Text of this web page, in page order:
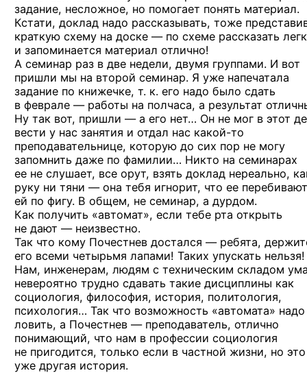
задание, несложное, но помогает понять материал.
Кстати, доклад надо рассказывать, тоже
краткую схему на доске — по схеме рассказать
и запоминается материал отлично!
А семинар раз в две недели, двумя группами. И вот
пришли мы на второй семинар. Я уже напечатала
задание по книжечке, т. к. его надо было сдать
в феврале — работы на полчаса, а результат
Ну так вот, пришли — а его нет… Он не мог в этот
вести у нас занятия и отдал нас какой-то
преподавательнице, которую до сих пор не могу
запомнить даже по фамилии… Никто на семинарах
ее не слушает, все орут, взять доклад нереально,
руку ни тяни — она тебя игнорит, что ее
ей по фигу. В общем, не семинар, а дурдом.
Как получить «автомат», если тебе рта открыть
не дают — неизвестно.
Так что кому Почестнев достался — ребята,
его всеми четырьмя лапами! Таких упускать нельзя!
Нам, инженерам, людям с техническим складом
невероятно трудно сдавать такие дисциплины как
социология, философия, история, политология,
психология… Так что возможность «автомата» надо
ловить, а Почестнев — преподаватель, отлично
понимающий, что нам в профессии социология
не пригодится, только если в частной жизни, но это
уже другая история.